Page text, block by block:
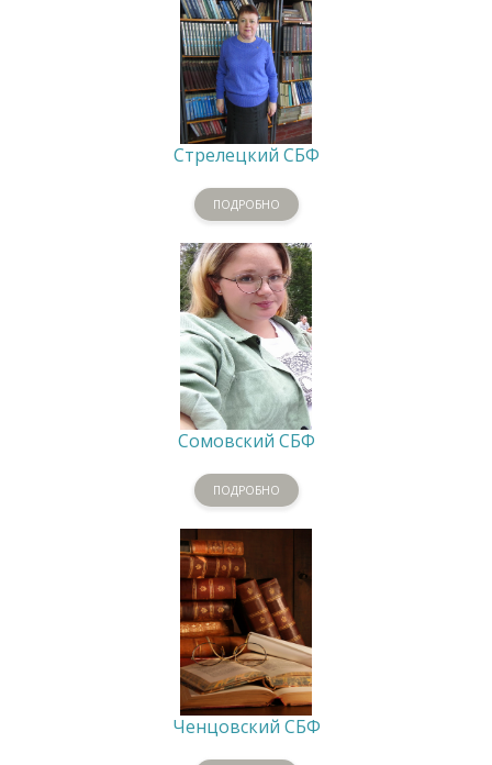
Стрелецкий СБФ
ПОДРОБНО
Сомовский СБФ
ПОДРОБНО
Ченцовский СБФ